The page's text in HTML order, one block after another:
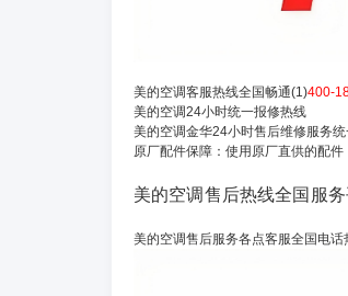
美的空调客服热线全国畅通(1)400-
美的空调24小时统一报修热线
美的空调金华24小时售后维修服务
原厂配件保障：使用原厂直供的配
美的空调售后热线全国服务
美的空调售后服务各点客服全国电话